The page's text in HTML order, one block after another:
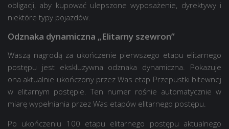
obligacji, aby kupować ulepszone wyposażenie, dyrektywy i
niektóre typy pojazdów.
Odznaka dynamiczna „Elitarny szewron”
Waszą nagrodą za ukończenie pierwszego etapu elitarnego
postępu jest ekskluzywna odznaka dynamiczna. Pokazuje
ona aktualnie ukończony przez Was etap Przepustki bitewnej
w elitarnym postępie. Ten numer rośnie automatycznie w
miarę wypełniania przez Was etapów elitarnego postępu.
Po ukończeniu 100 etapu elitarnego postępu aktualnego